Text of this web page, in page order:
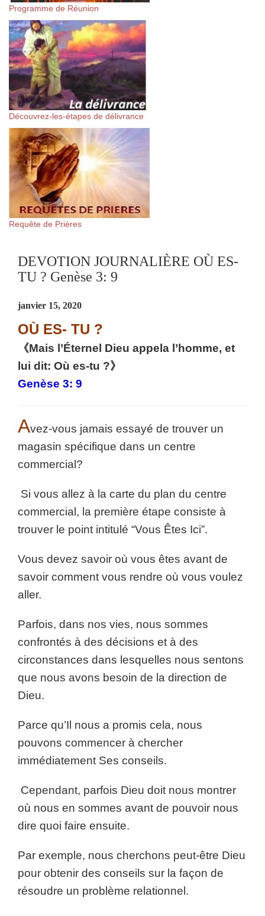
Programme de Réunion
Découvrez-les-étapes de délivrance
Requête de Prières
DEVOTION JOURNALIÈRE OÙ ES-
TU ? Genèse 3: 9
janvier 15, 2020
OÙ ES- TU ?
《Mais l’Éternel Dieu appela l’homme, et
lui dit: Où es-tu ?》
Genèse 3: 9
Avez-vous jamais essayé de trouver un
magasin spécifique dans un centre
commercial?
Si vous allez à la carte du plan du centre
commercial, la première étape consiste à
trouver le point intitulé “Vous Êtes Ici”.
Vous devez savoir où vous êtes avant de
savoir comment vous rendre où vous voulez
aller.
Parfois, dans nos vies, nous sommes
confrontés à des décisions et à des
circonstances dans lesquelles nous sentons
que nous avons besoin de la direction de
Dieu.
Parce qu’Il nous a promis cela, nous
pouvons commencer à chercher
immédiatement Ses conseils.
Cependant, parfois Dieu doit nous montrer
où nous en sommes avant de pouvoir nous
dire quoi faire ensuite.
Par exemple, nous cherchons peut-être Dieu
pour obtenir des conseils sur la façon de
résoudre un problème relationnel.